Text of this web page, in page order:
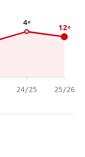
4e
24/25
12e
25/26